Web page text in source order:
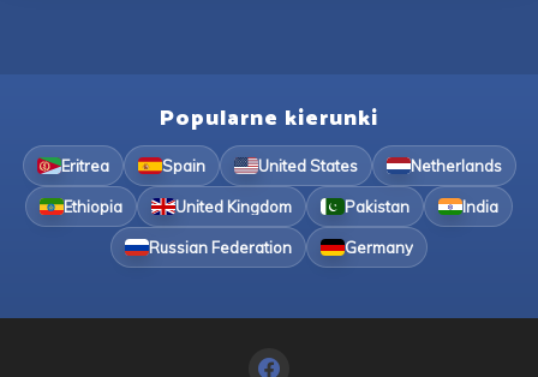
Popularne kierunki
Eritrea Spain United States Netherlands
Ethiopia United Kingdom Pakistan India
Russian Federation Germany